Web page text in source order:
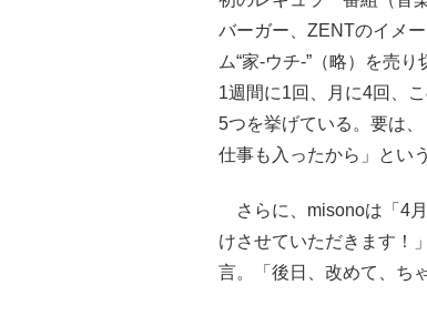
バーガー、ZENTのイメ
ム“家-ウチ-”（略）を売
1週間に1回、月に4回、
5つを挙げている。要は
仕事も入ったから」とい
さらに、misonoは「4
けさせていただきます！
言。「後日、改めて、ち